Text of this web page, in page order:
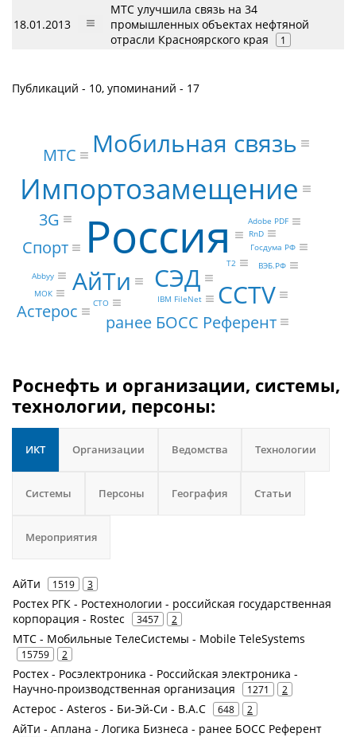
18.01.2013
МТС улучшила связь на 34
промышленных объектах нефтяной
отрасли Красноярского края
1
Публикаций - 10, упоминаний - 17
Россия
Импортозамещение
АйТи СЭД
CCTV
Мобильная связь
МТС
Астерос ранее БОСС Референт
3G
Спорт
Т2
Abbyy
Госдума РФ
ВЭБ.РФ
Adobe PDF
IBM FileNet
CTO
RnD
МОК
Роснефть и организации, системы,
технологии, персоны:
ИКТ Организации Ведомства Технологии
Системы Персоны География Статьи
Мероприятия
АйТи 1519 3
Ростех РГК - Ростехнологии - российская государственная
корпорация - Rostec
3457 2
МТС - Мобильные ТелеСистемы - Mobile TeleSystems
15759 2
Ростех - Росэлектроника - Российская электроника -
Научно-производственная организация
1271 2
Астерос - Asteros - Би-Эй-Си - B.A.C 648 2
АйТи - Аплана - Логика Бизнеса - ранее БОСС Референт